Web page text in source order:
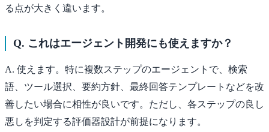
る点が大きく違います。
Q. これはエージェント開発にも使えますか？
A. 使えます。特に複数ステップのエージェントで、検索
語、ツール選択、要約方針、最終回答テンプレートなどを改
善したい場合に相性が良いです。ただし、各ステップの良し
悪しを判定する評価器設計が前提になります。